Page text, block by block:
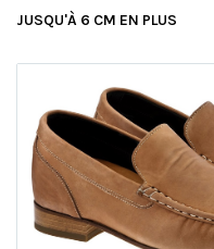
JUSQU'À 6 CM EN PLUS